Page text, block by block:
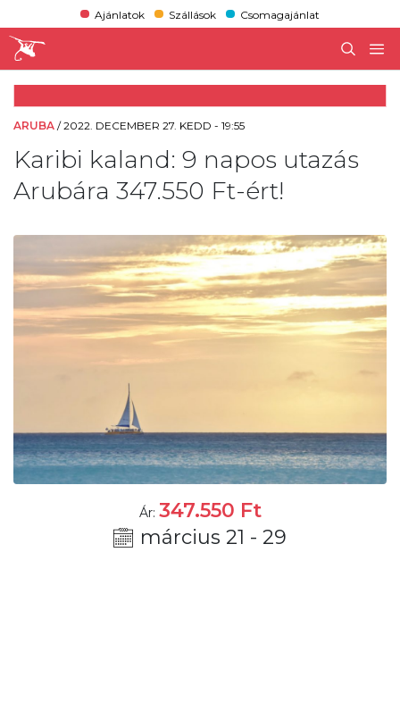
Ajánlatok Szállások Csomagajánlat
ARUBA /2022. DECEMBER 27. KEDD - 19:55
Karibi kaland: 9 napos utazás
Arubára 347.550 Ft-ért!
Ár: 347.550 Ft
március 21 - 29